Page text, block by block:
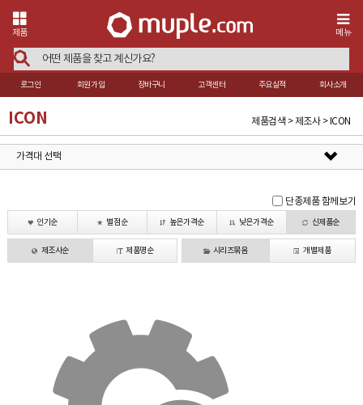
제품 메뉴
로그인 회원가입 장바구니 고객센터 주요실적 회사소개
ICON 제품검색 > 제조사 > ICON
가격대 선택
단종제품 함께보기
인기순 별점순 높은가격순 낮은가격순 신제품순
제조사순 제품명순 시리즈묶음 개별제품